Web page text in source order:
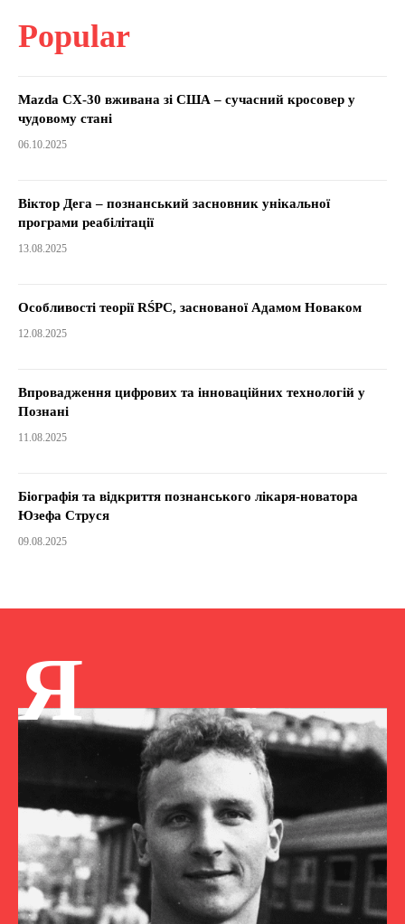
Popular
Mazda CX-30 вживана зі США – сучасний кросовер у
чудовому стані
06.10.2025
Віктор Дега – познанський засновник унікальної
програми реабілітації
13.08.2025
Особливості теорії RŚPC, заснованої Адамом Новаком
12.08.2025
Впровадження цифрових та інноваційних технологій у
Познані
11.08.2025
Біографія та відкриття познанського лікаря-новатора
Юзефа Струся
09.08.2025
Я